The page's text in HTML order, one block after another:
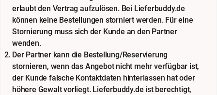
erlaubt den Vertrag aufzulösen. Bei Lieferbuddy.de
können keine Bestellungen storniert werden. Für eine
Stornierung muss sich der Kunde an den Partner
wenden.
Der Partner kann die Bestellung/Reservierung
stornieren, wenn das Angebot nicht mehr verfügbar ist,
der Kunde falsche Kontaktdaten hinterlassen hat oder
höhere Gewalt vorliegt. Lieferbuddy.de ist berechtigt,